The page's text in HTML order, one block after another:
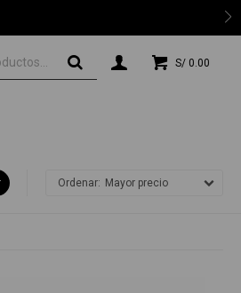
S/ 0.00
Mayor precio